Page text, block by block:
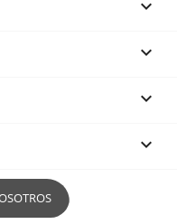


keyboard_arrow_down
